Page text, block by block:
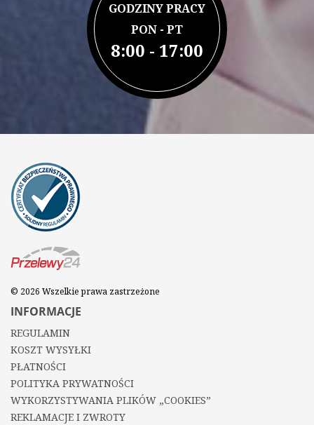
GODZINY PRACY
PON - PT
8:00 - 17:00
© 2026 Wszelkie prawa zastrzeżone
INFORMACJE
REGULAMIN
KOSZT WYSYŁKI
PŁATNOŚCI
POLITYKA PRYWATNOŚCI
WYKORZYSTYWANIA PLIKÓW „COOKIES”
REKLAMACJE I ZWROTY